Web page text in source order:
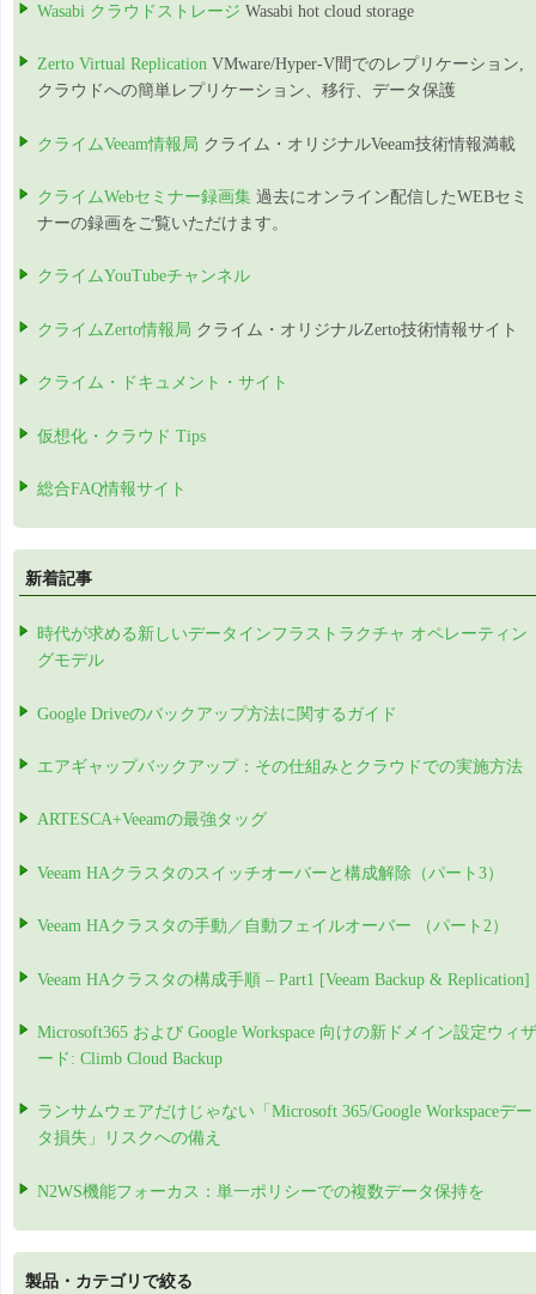
Wasabi クラウドストレージ Wasabi hot cloud storage
Zerto Virtual Replication VMware/Hyper-V間でのレプリケーション,
クラウドへの簡単レプリケーション、移行、データ保護
クライムVeeam情報局 クライム・オリジナルVeeam技術情報満載
クライムWebセミナー録画集 過去にオンライン配信したWEBセミ
ナーの録画をご覧いただけます。
クライムYouTubeチャンネル
クライムZerto情報局 クライム・オリジナルZerto技術情報サイト
クライム・ドキュメント・サイト
仮想化・クラウド Tips
総合FAQ情報サイト
新着記事
時代が求める新しいデータインフラストラクチャ オペレーティン
グモデル
Google Driveのバックアップ方法に関するガイド
エアギャップバックアップ：その仕組みとクラウドでの実施方法
ARTESCA+Veeamの最強タッグ
Veeam HAクラスタのスイッチオーバーと構成解除（パート3）
Veeam HAクラスタの手動／自動フェイルオーバー （パート2）
Veeam HAクラスタの構成手順 – Part1 [Veeam Backup & Replication]
Microsoft365 および Google Workspace 向けの新ドメイン設定ウィザ
ード: Climb Cloud Backup
ランサムウェアだけじゃない「Microsoft 365/Google Workspaceデー
タ損失」リスクへの備え
N2WS機能フォーカス：単一ポリシーでの複数データ保持を
製品・カテゴリで絞る